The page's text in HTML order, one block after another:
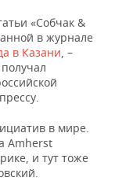
«Собчак &
в журнале
в Казани, –
в мире.
Amherst
и тут тоже